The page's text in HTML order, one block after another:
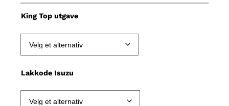
d
k
King Top utgave
Lakkode Isuzu